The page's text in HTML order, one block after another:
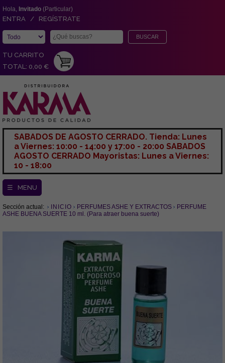
Hola, Invitado (Particular)
ENTRA / REGÍSTRATE
TU CARRITO
TOTAL: 0,00 €
SABADOS DE AGOSTO CERRADO. Tienda: Lunes
a Viernes: 10:00 - 14:00 y 17:00 - 20:00 SABADOS
AGOSTO CERRADO Mayoristas: Lunes a Viernes:
10 - 18:00
☰ MENU
Sección actual: INICIO PERFUMES ASHE Y EXTRACTOS
PERFUME
ASHE BUENA SUERTE 10 ml. (Para atraer buena suerte)